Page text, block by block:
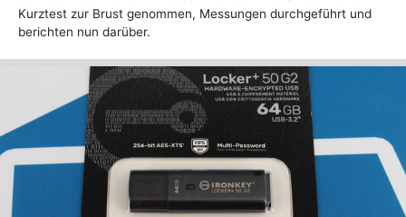
Kurztest zur Brust genommen, Messungen durchgeführt und
berichten nun darüber.